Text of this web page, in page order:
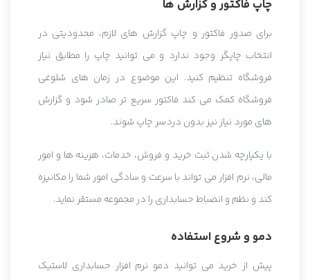
چاپ فاکتور و گزارش ها
برای صدور فاکتور و چاپ گزارش های لازم، محدودیتی در
انتخاب چاپگر وجود ندارد و می توانید چاپ را مطابق نیاز
فروشگاه تنظیم کنید. این موضوع در زمان های شلوغی
فروشگاه کمک می کند فاکتور سریع تر صادر شود و گزارش
های مورد نیاز نیز بدون دردسر چاپ شوند.
با یکپارچه شدن ثبت خرید و فروش، خدمات، هزینه ها و امور
مالی، نرم افزار می تواند با سرعت و سادگی امور شما را مکانیزه
کند و نظم و انضباط حسابداری را در مجموعه مستقر نماید.
دمو و شروع استفاده
پیش از خرید می توانید دمو نرم افزار حسابداری لاستیک